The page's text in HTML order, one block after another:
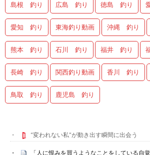
島根 釣り 広島 釣り 徳島 釣り
愛知 釣り 東海釣り動画 沖縄 釣り
熊本 釣り 石川 釣り 福井 釣り
長崎 釣り 関西釣り動画 香川 釣り
鳥取 釣り 鹿児島 釣り
“変われない私”が動き出す瞬間に出会う
「人に恨みを買うようなことをしている自